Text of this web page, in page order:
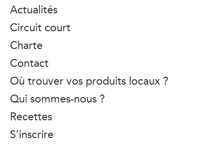
Actualités
Circuit court
Charte
Contact
Où trouver vos produits locaux ?
Qui sommes-nous ?
Recettes
S’inscrire